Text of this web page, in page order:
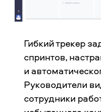
Гибкий трекер
спринтов,
и
Руководители
сотрудники